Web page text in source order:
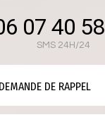
07 40
SMS 24H/24
DEMANDE DE RAPPEL